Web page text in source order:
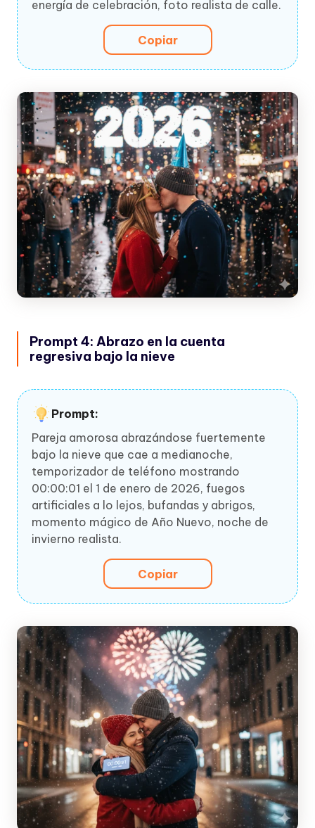
energía de celebración, foto realista de calle.
Copiar
Prompt 4: Abrazo en la cuenta
regresiva bajo la nieve
Prompt:
Pareja amorosa abrazándose fuertemente
bajo la nieve que cae a medianoche,
temporizador de teléfono mostrando
00:00:01 el 1 de enero de 2026, fuegos
artificiales a lo lejos, bufandas y abrigos,
momento mágico de Año Nuevo, noche de
invierno realista.
Copiar